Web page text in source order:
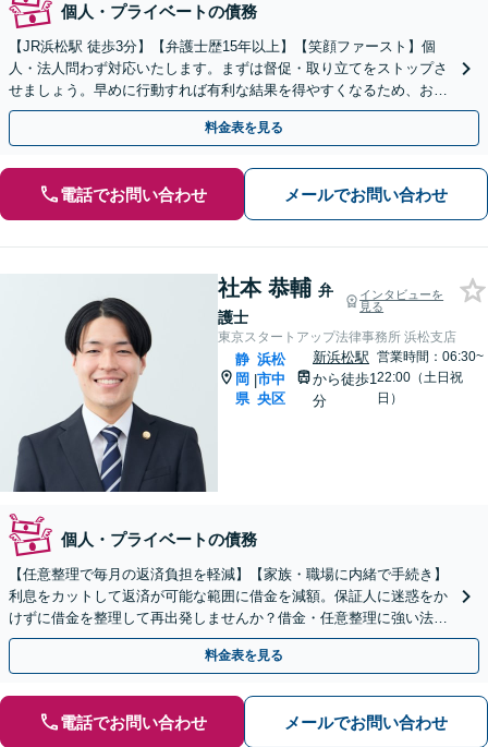
個人・プライベートの債務
【JR浜松駅 徒歩3分】【弁護士歴15年以上】【笑顔ファースト】個
人・法人問わず対応いたします。まずは督促・取り立てをストップさ
せましょう。早めに行動すれば有利な結果を得やすくなるため、お悩
みの際はすぐに弁護士にご相談ください。
料金表を見る
電話でお問い合わせ メールでお問い合わせ
社本 恭輔 弁
護士
インタビューを
見る
東京スタートアップ法律事務所 浜松支店
静
岡
県
|
浜松
市中
央区
新浜松駅
から徒歩1
分
営業時間：06:30~
22:00（土日祝
日）
個人・プライベートの債務
【任意整理で毎月の返済負担を軽減】【家族・職場に内緒で手続き】
利息をカットして返済が可能な範囲に借金を減額。保証人に迷惑をか
けずに借金を整理して再出発しませんか？借金・任意整理に強い法律
事務所【実績5,000件以上】【財産を残して借金整理】
料金表を見る
電話でお問い合わせ メールでお問い合わせ